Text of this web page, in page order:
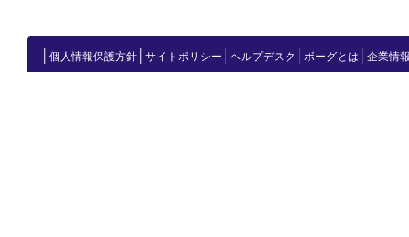
個人情報保護方針 サイトポリシー ヘルプデスク ボーグとは 企業情